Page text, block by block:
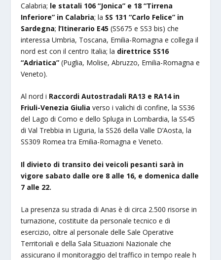
Calabria; le statali 106 “Jonica” e 18 “Tirrena
Inferiore” in Calabria; la SS 131 “Carlo Felice” in
Sardegna; l’Itinerario E45 (SS675 e SS3 bis) che
interessa Umbria, Toscana, Emilia-Romagna e collega il
nord est con il centro Italia; la direttrice SS16
“Adriatica” (Puglia, Molise, Abruzzo, Emilia-Romagna e
Veneto).
Al nord i Raccordi Autostradali RA13 e RA14 in
Friuli-Venezia Giulia verso i valichi di confine, la SS36
del Lago di Como e dello Spluga in Lombardia, la SS45
di Val Trebbia in Liguria, la SS26 della Valle D’Aosta, la
SS309 Romea tra Emilia-Romagna e Veneto.
Il divieto di transito dei veicoli pesanti sarà in
vigore sabato dalle ore 8 alle 16, e domenica dalle
7 alle 22.
La presenza su strada di Anas è di circa 2.500 risorse in
turnazione, costituite da personale tecnico e di
esercizio, oltre al personale delle Sale Operative
Territoriali e della Sala Situazioni Nazionale che
assicurano il monitoraggio del traffico in tempo reale h